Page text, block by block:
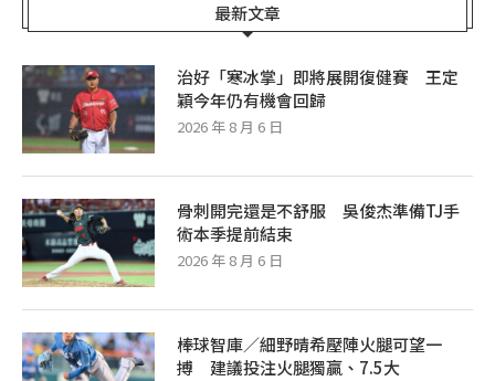
最新文章
治好「寒冰掌」即將展開復健賽 王定
穎今年仍有機會回歸
2026 年 8 月 6 日
骨刺開完還是不舒服 吳俊杰準備TJ手
術本季提前結束
2026 年 8 月 6 日
棒球智庫／細野晴希壓陣火腿可望一
搏 建議投注火腿獨贏、7.5大